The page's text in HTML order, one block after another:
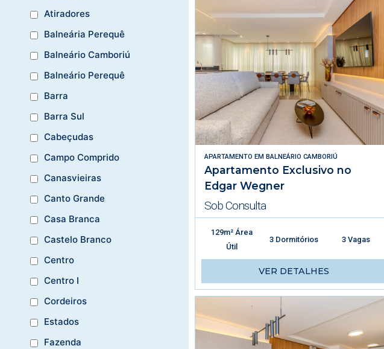
Atiradores
Balneária Perequê
Balneário Camboriú
Balneário Perequê
Barra
Barra Sul
Cabeçudas
Campo Comprido
Canasvieiras
Canto Grande
Casa Branca
Castelo Branco
Centro
Centro I
Cordeiros
Estados
Fazenda
APARTAMENTO EM BALNEÁRIO CAMBORIÚ
Apartamento Exclusivo no
Edgar Wegner
Sob Consulta
129m² Área
Útil
3 Dormitórios 3 Vagas
VER DETALHES